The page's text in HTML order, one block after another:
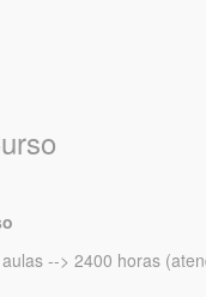
--> 2400 horas